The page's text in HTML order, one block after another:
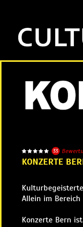
33
KONZERTE
Allein im
Konzerte Bern